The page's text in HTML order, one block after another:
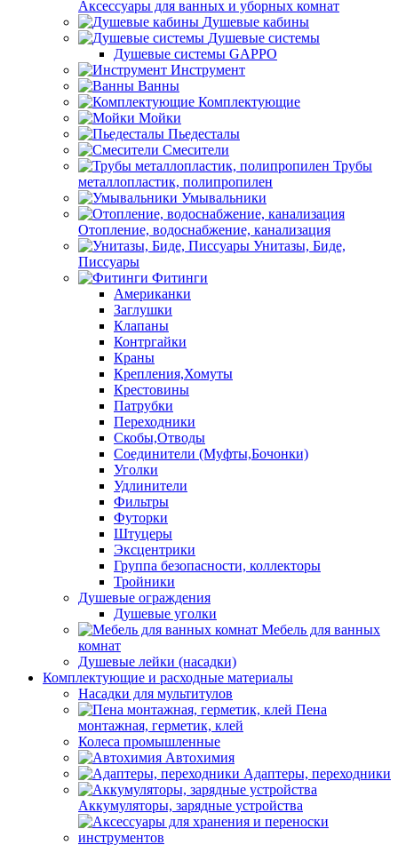
Аксессуары для ванных и уборных комнат
Душевые кабины
Душевые системы
Душевые системы GAPPO
Инструмент
Ванны
Комплектующие
Мойки
Пьедесталы
Смесители
Трубы
металлопластик, полипропилен
Умывальники
Отопление, водоснабжение, канализация
Унитазы, Биде,
Писсуары
Фитинги
Американки
Заглушки
Клапаны
Контргайки
Краны
Крепления,Хомуты
Крестовины
Патрубки
Переходники
Скобы,Отводы
Соединители (Муфты,Бочонки)
Уголки
Удлинители
Фильтры
Футорки
Штуцеры
Эксцентрики
Группа безопасности, коллекторы
Тройники
Душевые ограждения
Душевые уголки
Мебель для ванных
комнат
Душевые лейки (насадки)
Комплектующие и расходные материалы
Насадки для мультитулов
Пена
монтажная, герметик, клей
Колеса промышленные
Автохимия
Адаптеры, переходники
Аккумуляторы, зарядные устройства